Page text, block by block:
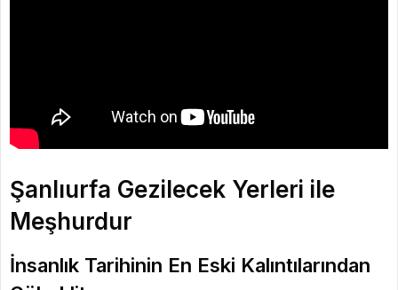
Şanlıurfa Gezilecek Yerleri ile
Meşhurdur
İnsanlık Tarihinin En Eski Kalıntılarından